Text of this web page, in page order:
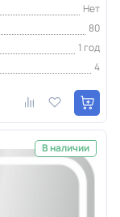
Нет
80
1 год
4
В наличии